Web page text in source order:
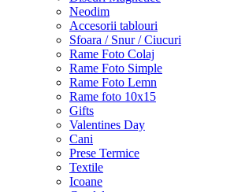
Neodim
Accesorii tablouri
Sfoara / Snur / Ciucuri
Rame Foto Colaj
Rame Foto Simple
Rame Foto Lemn
Rame foto 10x15
Gifts
Valentines Day
Cani
Prese Termice
Textile
Icoane